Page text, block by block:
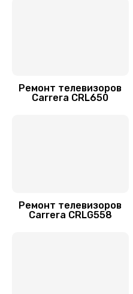
Ремонт телевизоров
Carrera CRL650
Ремонт телевизоров
Carrera CRLG558